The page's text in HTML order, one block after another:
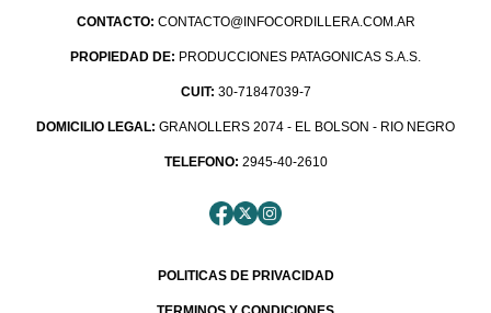
CONTACTO: CONTACTO@INFOCORDILLERA.COM.AR
PROPIEDAD DE: PRODUCCIONES PATAGONICAS S.A.S.
CUIT: 30-71847039-7
DOMICILIO LEGAL: GRANOLLERS 2074 - EL BOLSON - RIO NEGRO
TELEFONO: 2945-40-2610
POLITICAS DE PRIVACIDAD